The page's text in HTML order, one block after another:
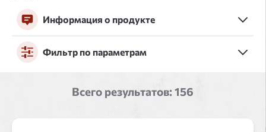
Информация о продукте
Фильтр по параметрам
Всего результатов:156